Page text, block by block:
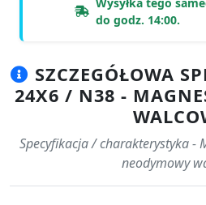
do godz. 14:00.
SZCZEGÓŁOWA
24X6 / N38 -
Specyfikacja / charakterystyka -
neodymowy